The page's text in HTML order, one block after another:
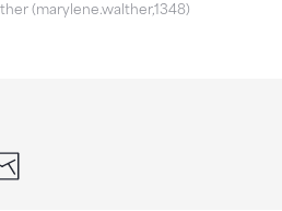
(marylene.walther,1348)